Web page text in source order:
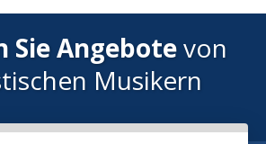
Sie Angebotevon
Musikern